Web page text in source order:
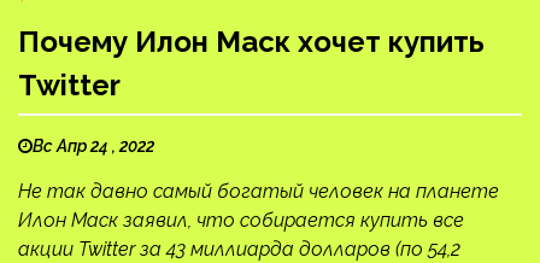
Почему Илон Маск хочет купить
Twitter
Вс Апр 24 , 2022
Не так давно самый богатый человек на планете
Илон Маск заявил, что собирается купить все
акции Twitter за 43 миллиарда долларов (по 54,2